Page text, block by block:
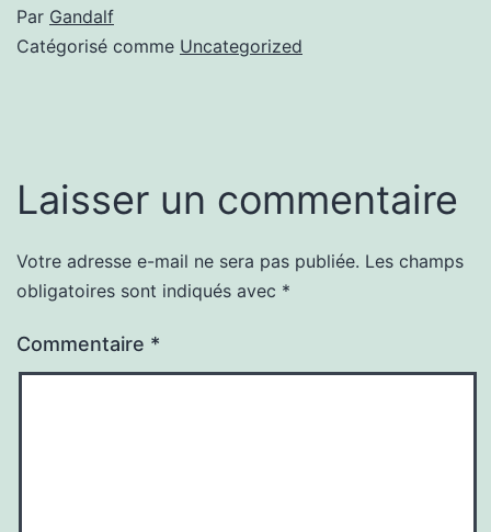
Par Gandalf
Catégorisé comme Uncategorized
Laisser un commentaire
Votre adresse e-mail ne sera pas publiée. Les champs
obligatoires sont indiqués avec *
Commentaire *